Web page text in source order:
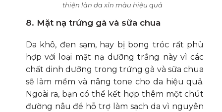
thiện làn da xỉn màu hiệu quả
8. Mặt nạ trứng gà và sữa chua
Da khô, đen sạm, hay bị bong tróc rất phù
hợp với loại mặt nạ dưỡng trắng này vì các
chất dinh dưỡng trong trứng gà và sữa chua
sẽ làm mềm và nâng tone cho da hiệu quả.
Ngoài ra, bạn có thể kết hợp thêm một chút
đường nâu để hỗ trợ làm sạch da vì nguyên